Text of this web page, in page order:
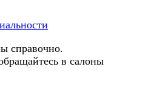
справочно.
в салоны